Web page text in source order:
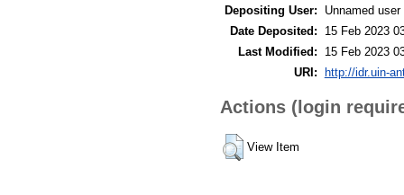
Depositing User:
Unnamed
Date Deposited:
15 Feb 2023
Last Modified:
15 Feb 2023
URI: http://idr.uin-
Actions (login
View Item